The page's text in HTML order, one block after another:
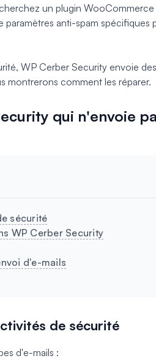
un plugin WooCommerce
paramètres anti-spam spécifiques
WP Cerber Security envoie
montrerons comment les réparer.
qui n'envoie
sécurité
WP Cerber Security
d'e-mails
de sécurité
d'e-mails :